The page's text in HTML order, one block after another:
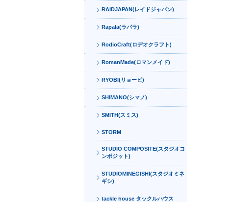
RAIDJAPAN(レイドジャパン)
Rapala(ラパラ)
RodioCraft(ロデオクラフト)
RomanMade(ロマンメイド)
RYOBI(リョービ)
SHIMANO(シマノ)
SMITH(スミス)
STORM
STUDIO COMPOSITE(スタジオコ
ンポジット)
STUDIOMINEGISHI(スタジオミネ
ギシ)
tackle house タックルハウス